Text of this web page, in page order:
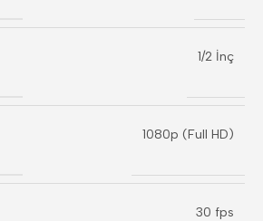
1/2 İnç
1080p (Full HD)
30 fps